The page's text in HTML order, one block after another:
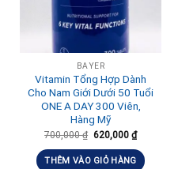
BAYER
Vitamin Tổng Hợp Dành
Cho Nam Giới Dưới 50 Tuổi
ONE A DAY 300 Viên,
Hàng Mỹ
700,000₫ 620,000 ₫
THÊM VÀO GIỎ HÀNG